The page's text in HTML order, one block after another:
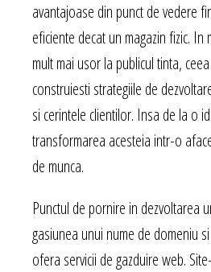
avantajoase din punct de vedere
eficiente decat un magazin fizic. In
mult mai usor la publicul tinta,
construiesti strategiile de
si cerintele clientilor. Insa de la o
transformarea acesteia intr-o
de munca.
Punctul de pornire in dezvoltarea
gasiunea unui nume de domeniu
ofera servicii de gazduire web.